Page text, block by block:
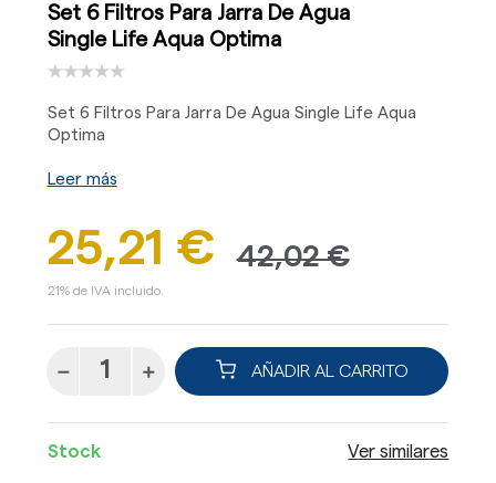
Set 6 Filtros Para Jarra De Agua
Single Life Aqua Optima
Set 6 Filtros Para Jarra De Agua Single Life Aqua
Optima
Leer más
25,21 € 42,02 €
21% de IVA incluido.
AÑADIR AL CARRITO
Stock Ver similares